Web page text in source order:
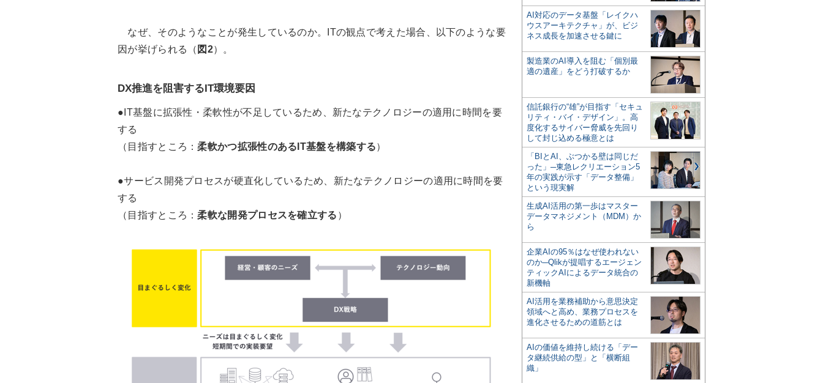
なぜ、そのようなことが発生しているのか。ITの観点で考えた場合、以下のような要
因が挙げられる（ 図2）。
DX推進を阻害するIT環境要因
●IT基盤に拡張性・柔軟性が不足しているため、新たなテクノロジーの適用に時間を要
する
（目指すところ：柔軟かつ拡張性のあるIT基盤を構築する）
●サービス開発プロセスが硬直化しているため、新たなテクノロジーの適用に時間を要
する
（目指すところ：柔軟な開発プロセスを確立する ）
AI対応のデータ基盤「レイクハ
ウスアーキテクチャ」が、ビジ
ネス成長を加速させる鍵に
製造業のAI導入を阻む「個別最
適の遺産」をどう打破するか
信託銀行の“雄”が目指す「セキュ
リティ・バイ・デザイン」。高
度化するサイバー脅威を先回り
して封じ込める極意とは
「BIとAI、ぶつかる壁は同じだ
った」─東急レクリエーション5
年の実践が示す「データ整備」
という現実解
生成AI活用の第一歩はマスター
データマネジメント（MDM）か
ら
企業AIの95％はなぜ使われない
のか─Qlikが提唱するエージェン
ティックAIによるデータ統合の
新機軸
AI活用を業務補助から意思決定
領域へと高め、業務プロセスを
進化させるための道筋とは
AIの価値を維持し続ける「デー
タ継続供給の型」と「横断組
織」